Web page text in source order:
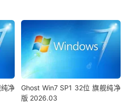
净
Ghost Win7 SP1 32位 旗舰纯净
版 2026.03